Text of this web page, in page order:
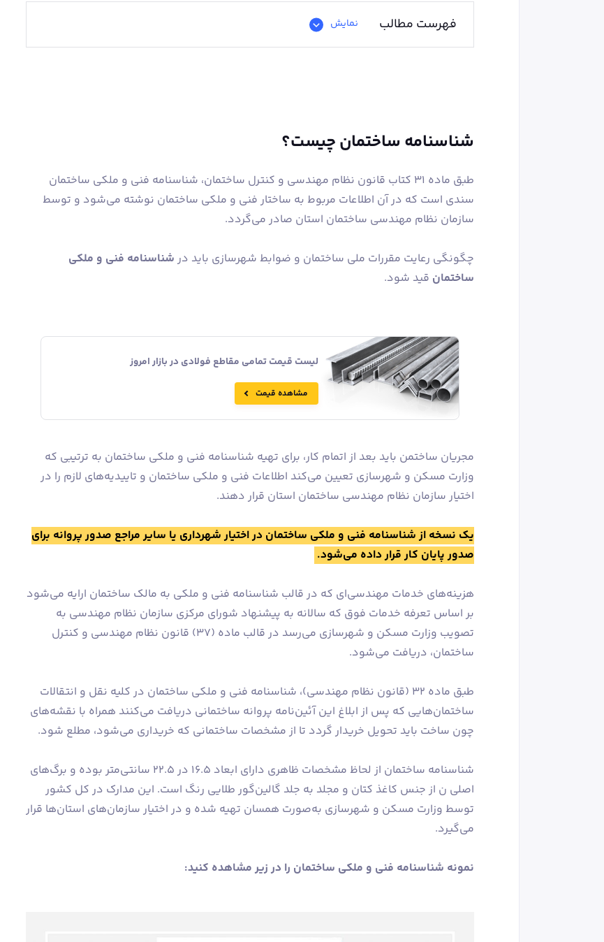
فهرست مطالب نمایش
شناسنامه ساختمان چیست؟
طبق ماده ۳۱ کتاب قانون نظام مهندسی و کنترل ساختمان، شناسنامه فنی و ملکی ساختمان
سندی است که در آن اطلاعات مربوط به ساختار فنی و ملکی ساختمان نوشته می‌شود و توسط
سازمان نظام مهندسی ساختمان استان صادر می‌گردد.
چگونگی رعایت مقررات ملی ساختمان و ضوابط شهرسازی باید در شناسنامه فنی و ملکی
ساختمان قید شود.
لیست قیمت تمامی مقاطع فولادی در بازار امروز
مشاهده قیمت
مجریان ساختمن باید بعد از اتمام کار، برای تهیه شناسنامه فنی و ملکی ساختمان به ترتیبی که
وزارت مسکن و شهرسازی تعیین می‌کند اطلاعات فنی و ملکی ساختمان و تاییدیه‌های لازم را در
اختیار سازمان نظام مهندسی ساختمان استان قرار دهند.
یک نسخه از شناسنامه فنی و ملکی ساختمان در اختیار شهرداری یا سایر مراجع صدور پروانه برای
صدور پایان کار قرار داده می‌شود.
هزینه‌های خدمات مهندسی‌ای که در قالب شناسنامه فنی و ملکی به مالک ساختمان ارایه می‌شود
بر اساس تعرفه خدمات فوق که سالانه به پیشنهاد شورای مرکزی سازمان نظام مهندسی به
تصویب وزارت مسکن و شهرسازی می‌رسد در قالب ماده (۳۷) قانون نظام مهندسی و کنترل
ساختمان، دریافت می‌شود.
طبق ماده ۳۲ (قانون نظام مهندسی)، شناسنامه فنی و ملکی ساختمان در کلیه نقل و انتقالات
ساختمان‌هایی که پس از ابلاغ این آئین‌نامه پروانه ساختمانی دریافت می‌کنند همراه با نقشه‌های
چون ساخت باید تحویل خریدار گردد تا از مشخصات ساختمانی که خریداری می‌شود، مطلع شود.
شناسنامه ساختمان از لحاظ مشخصات ظاهری دارای ابعاد 16.5 در 22.5 سانتی‌متر بوده و برگ‌های
اصلی ن از جنس کاغذ کتان و مجلد به جلد گالین‌گور طلایی رنگ است. این مدارک در کل کشور
توسط وزارت مسکن و شهرسازی به‌صورت همسان تهیه شده و در اختیار سازمان‌های استان‌ها قرار
می‌گیرد.
نمونه شناسنامه فنی و ملکی ساختمان را در زیر مشاهده کنید: